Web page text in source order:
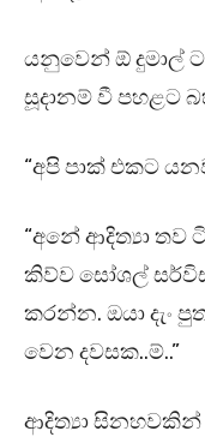
යනුවෙන් ඕ දුමාල්
සූදානම් වී පහළට
“අපි පාක් එකට
“අනේ ආදිත්‍යා තව
කිව්ව සෝශල්
කරන්න. ඔයා දැං
වෙන දවසක..ම්..”
ආදිත්‍යා සිනහවකින්